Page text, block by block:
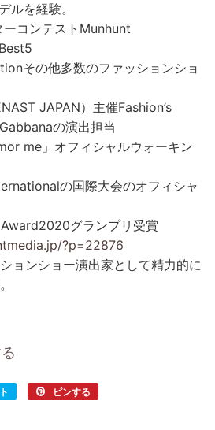
ルを経験。
コンテストMunhunt
その他多数のファッションショ
JAPAN）主催Fashion’s
の演出担当
me」オフィシャルウォーキン
の国際大会のオフィシャ
グランプリ受賞
?p=22876
ョンショー演出家として精力的に
Twitter
ピンする